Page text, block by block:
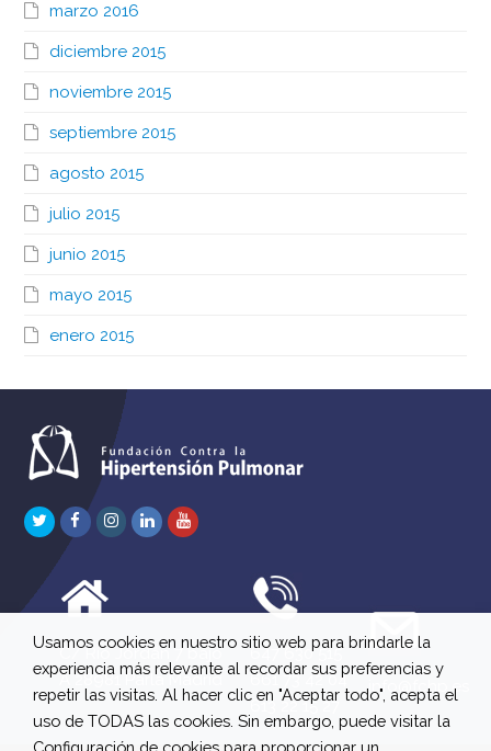
marzo 2016
diciembre 2015
noviembre 2015
septiembre 2015
agosto 2015
julio 2015
junio 2015
mayo 2015
enero 2015
TwitterFacebook
Instagram
LinkedInYoutube
C/ Río Jordán 7 bajo
A 28981 Parla Madrid
647 630 515
661 73 42 04
613 22 15 27
info@fchp.es
Usamos cookies en nuestro sitio web para brindarle la
experiencia más relevante al recordar sus preferencias y
repetir las visitas. Al hacer clic en "Aceptar todo", acepta el
uso de TODAS las cookies. Sin embargo, puede visitar la
Configuración de cookies para proporcionar un